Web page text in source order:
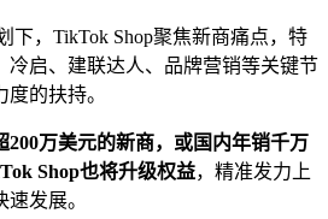
下，TikTok Shop聚焦新商痛点，特
冷启、建联达人、品牌营销等关键节
的扶持。
200万美元的新商，或国内年销千万
Shop也将升级权益，精准发力上
发展。